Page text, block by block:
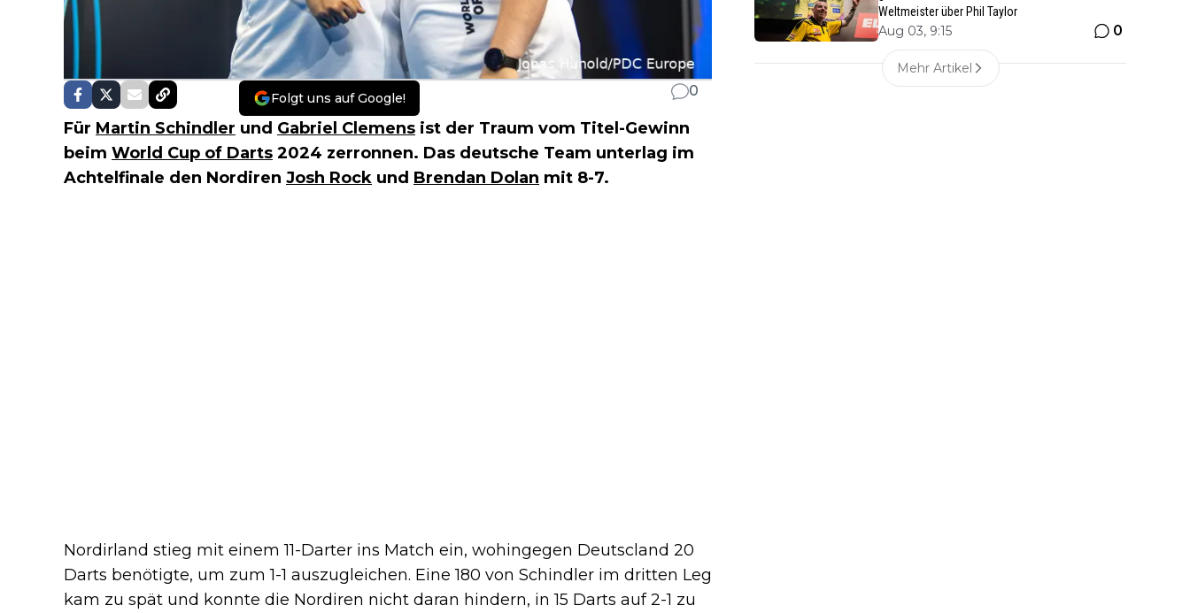
Folgt uns auf Google! 0
Für Martin Schindler und Gabriel Clemens ist der Traum vom Titel-Gewinn
beim World Cup of Darts 2024 zerronnen. Das deutsche Team unterlag im
Achtelfinale den Nordiren Josh Rock und Brendan Dolan mit 8-7.
Nordirland stieg mit einem 11-Darter ins Match ein, wohingegen Deutscland 20
Darts benötigte, um zum 1-1 auszugleichen. Eine 180 von Schindler im dritten Leg
kam zu spät und konnte die Nordiren nicht daran hindern, in 15 Darts auf 2-1 zu
Weltmeister über Phil Taylor
Aug 03, 9:15 0
Mehr Artikel